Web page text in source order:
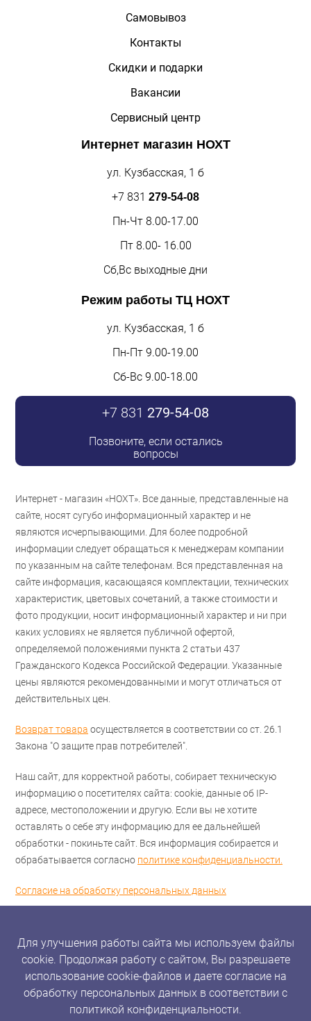
Самовывоз
Контакты
Скидки и подарки
Вакансии
Сервисный центр
Интернет магазин НОХТ
ул. Кузбасская, 1 б
+7 831 279-54-08
Пн-Чт 8.00-17.00
Пт 8.00- 16.00
Сб,Вс выходные дни
Режим работы ТЦ НОХТ
ул. Кузбасская, 1 б
Пн-Пт 9.00-19.00
Сб-Вс 9.00-18.00
+7 831 279-54-08
Позвоните, если остались
вопросы
Интернет - магазин «НОХТ». Все данные, представленные на
сайте, носят сугубо информационный характер и не
являются исчерпывающими. Для более подробной
информации следует обращаться к менеджерам компании
по указанным на сайте телефонам. Вся представленная на
сайте информация, касающаяся комплектации, технических
характеристик, цветовых сочетаний, а также стоимости и
фото продукции, носит информационный характер и ни при
каких условиях не является публичной офертой,
определяемой положениями пункта 2 статьи 437
Гражданского Кодекса Российской Федерации. Указанные
цены являются рекомендованными и могут отличаться от
действительных цен.
Возврат товара осуществляется в соответствии со ст. 26.1
Закона "О защите прав потребителей".
Наш сайт, для корректной работы, собирает техническую
информацию о посетителях сайта: cookie, данные об IP-
адресе, местоположении и другую. Если вы не хотите
оставлять о себе эту информацию для ее дальнейшей
обработки - покиньте сайт. Вся информация собирается и
обрабатывается согласно политике конфиденциальности.
Согласие на обработку персональных данных
Для улучшения работы сайта мы используем файлы
cookie. Продолжая работу с сайтом, Вы разрешаете
использование cookie-файлов и даете согласие на
обработку персональных данных в соответствии с
политикой конфиденциальности.